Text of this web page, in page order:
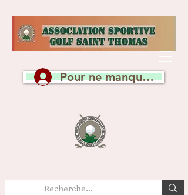
Pour ne manquer